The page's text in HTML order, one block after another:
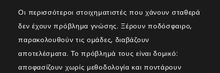
Οι περισσότεροι στοιχηματιστές που χάνουν σταθερά
δεν έχουν πρόβλημα γνώσης. Ξέρουν ποδόσφαιρο,
παρακολουθούν τις ομάδες, διαβάζουν
αποτελέσματα. Το πρόβλημά τους είναι δομικό:
αποφασίζουν χωρίς μεθοδολογία και ποντάρουν